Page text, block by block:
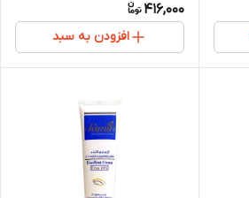
416,000
افزودن به سبد